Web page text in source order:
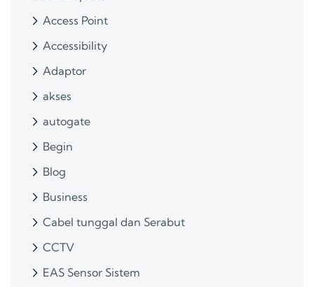
Access Point
Accessibility
Adaptor
akses
autogate
Begin
Blog
Business
Cabel tunggal dan Serabut
CCTV
EAS Sensor Sistem